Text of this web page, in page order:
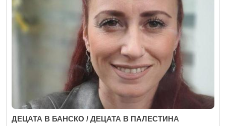
ДЕЦАТА В БАНСКО / ДЕЦАТА В ПАЛЕСТИНА